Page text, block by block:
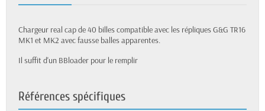
Chargeur real cap de 40 billes compatible avec les répliques G&G TR16
MK1 et MK2 avec fausse balles apparentes.
Il suffit d'un BBloader pour le remplir
Références spécifiques